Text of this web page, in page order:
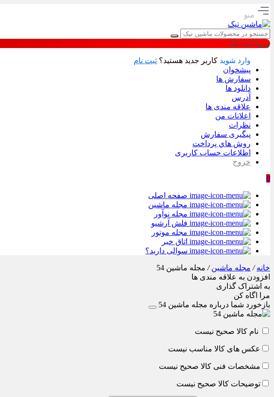
منو
ورود/ثبت نام
وارد شوید کاربر جدید هستید؟ ثبت نام
پیشخوان
سفارش ها
دانلود ها
آدرس
علاقه مندی ها
اعلانات من
نظرات
پیگیری سفارش
روش هاي پرداخت
اطلاعات حساب كاربری
خروج
0
صفحه اصلی
مجله ماشین
مجله نوآور
فلش آرشیو
مجله موتور
اتاق خبر
سوالی دارید؟
خانه/ مجله ماشین/ مجله ماشین 54
افزودن به علاقه مندی ها
به اشتراک گذاری
مرا اگاه کن
بازخورد شما درباره مجله ماشین 54
نام کالا صحیح نیست
عکس های کالا مناسب نیست
مشخصات فنی کالا صحیح نیست
توضیحات کالا صحیح نیست